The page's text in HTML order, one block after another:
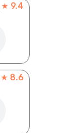
★ 9.4
★ 8.6